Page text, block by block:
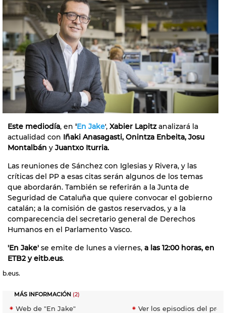
Este mediodía, en 'En Jake', Xabier Lapitzanalizará la
actualidad con Iñaki Anasagasti, Onintza Enbeita, Josu
Montalbán y Juantxo Iturria.
Las reuniones de Sánchez con Iglesias y Rivera, y las
críticas del PP a esas citas serán algunos de los temas
que abordarán. También se referirán a la Junta de
Seguridad de Cataluña que quiere convocar el gobierno
catalán; a la comisión de gastos reservados, y a la
comparecencia del secretario general de Derechos
Humanos en el Parlamento Vasco.
'En Jake' se emite de lunes a viernes, a las 12:00 horas, en
ETB2 y eitb.eus.
b.eus.
MÁS INFORMACIÓN (2)
Web de "En Jake"
Ver los episodios del